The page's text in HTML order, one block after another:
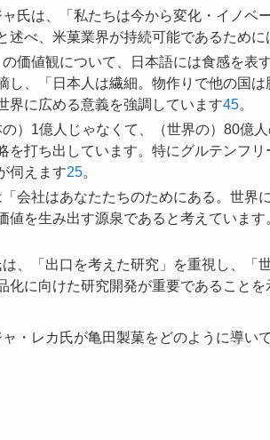
ャ氏は、「私たちは今から変化・イノベ
述べ、米菓業界が持続可能であるため
の価値観について、日本語には食感を表
し、「日本人は繊細。物作りで他の国
界に広める意義を強調しています45。
の）1億人じゃなくて、（世界の）80億
を打ち出しています。特にグルテンフ
伺えます25。
「会社はあなたたちのためにある。世界
値を生み出す源泉であると考えていま
、「出口を考えた研究」を重視し、「
化に向けた研究開発が重要であることを
・レカ氏が亀田製菓をどのように導い